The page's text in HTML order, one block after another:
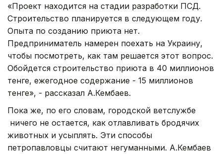
«Проект находится на стадии разработки ПСД.
Строительство планируется в следующем году.
Опыта по созданию приюта нет.
Предприниматель намерен поехать на Украину,
чтобы посмотреть, как там решается этот вопрос.
Обойдется строительство приюта в 40 миллионов
тенге, ежегодное содержание - 15 миллионов
тенге», - рассказал А.Кембаев.
Пока же, по его словам, городской ветслужбе
ничего не остается, как отлавливать бродячих
животных и усыплять. Эти способы
петропавловцы считают негуманными. А.Кембаев